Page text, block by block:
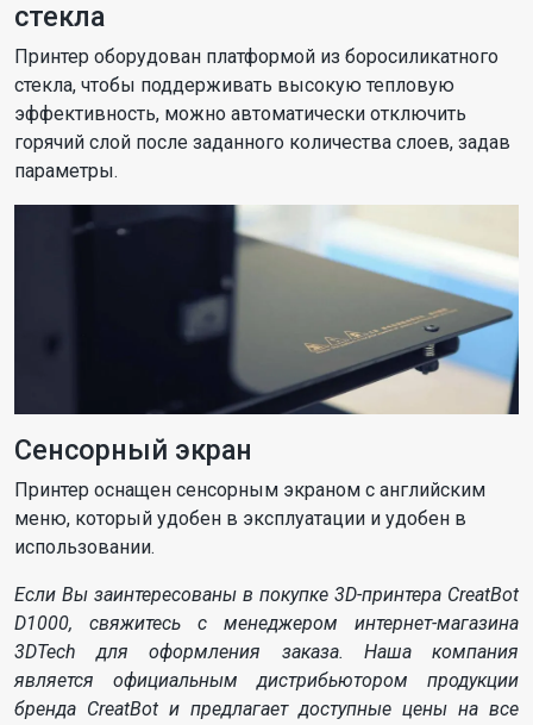
стекла
Принтер оборудован платформой из боросиликатного
стекла, чтобы поддерживать высокую тепловую
эффективность, можно автоматически отключить
горячий слой после заданного количества слоев, задав
параметры.
Сенсорный экран
Принтер оснащен сенсорным экраном с английским
меню, который удобен в эксплуатации и удобен в
использовании.
Если Вы заинтересованы в покупке 3D-принтера CreatBot
D1000, свяжитесь с менеджером интернет-магазина
3DTech для оформления заказа. Наша компания
является официальным дистрибьютором продукции
бренда CreatBot и предлагает доступные цены на все